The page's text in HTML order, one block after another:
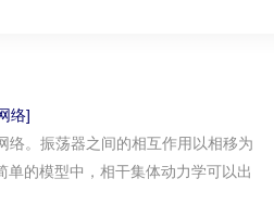
络]
络。振荡器之间的相互作用以相移为
的模型中，相干集体动力学可以出